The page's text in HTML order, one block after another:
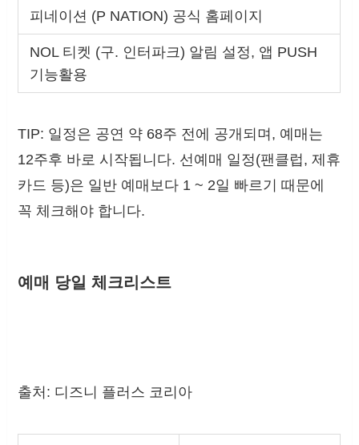
피네이션 (P NATION) 공식 홈페이지
NOL 티켓 (구. 인터파크) 알림 설정, 앱 PUSH
기능활용
TIP: 일정은 공연 약 68주 전에 공개되며, 예매는
12주후 바로 시작됩니다. 선예매 일정(팬클럽, 제휴
카드 등)은 일반 예매보다 1 ~ 2일 빠르기 때문에
꼭 체크해야 합니다.
예매 당일 체크리스트
출처: 디즈니 플러스 코리아